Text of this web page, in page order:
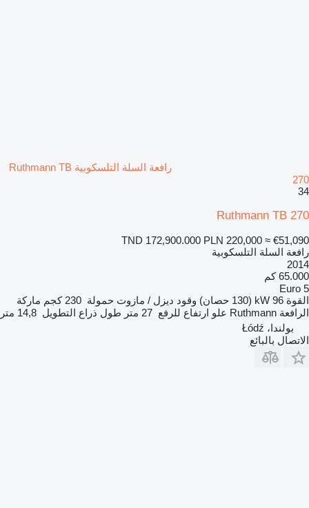
رافعة السلة التلسكوبية Ruthmann TB
270
34
Ruthmann TB 270
TND 172,900.000 PLN 220,000 ≈ €51,090
رافعة السلة التلسكوبية
2014
65.000 كم
Euro 5
القوة 96 kW (130 حصان) وقود ديزل / مازوت حمولة 230 كجم
ماركة
الرافعة Ruthmann علو ارتفاع للرفع 27 متر طول ذراع التطويل 14,8 متر
بولندا، Łódź
الاتصال بالبائع